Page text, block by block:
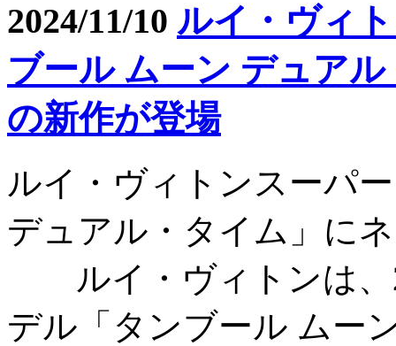
2024/11/10 ルイ・ヴィ
ブール ムーン デュア
の新作が登場
ルイ・ヴィトンスーパ
デュアル・タイム」に
ルイ・ヴィトンは、
デル「タンブール ムー